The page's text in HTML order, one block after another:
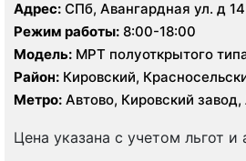
Адрес: СПб, Авангардная ул. д 14
Режим работы: 8:00-18:00
Модель: МРТ полуоткрытого
Тесла, КТ Siemens Somatom
Район: Кировский,
область, Петродворцовый
Метро: Автово, Кировский
Цена указана с учетом льгот и